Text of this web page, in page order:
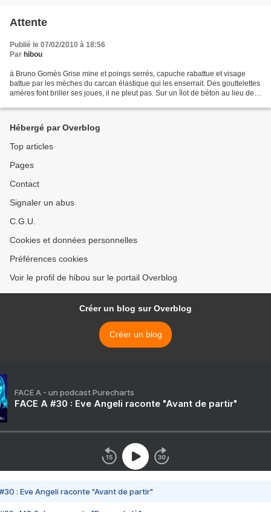
Attente
Publié le 07/02/2010 à 18:56
Par hibou
à Bruno Gomès Grise mine et poings serrés, capuche rabattue et visage
battue par les mèches du carcan élastique qui les enserrait. Des gouttelettes
amères font briller ses joues, il ne pleut pas. Sur un îlot de béton au lieu des
Hébergé par Overblog
Top articles
Pages
Contact
Signaler un abus
C.G.U.
Cookies et données personnelles
Préférences cookies
Voir le profil de hibou sur le portail Overblog
Créer un blog sur Overblog
Créer un blog
FACE A - un podcast Purecharts
FACE A #30 : Eve Angeli raconte "Avant de partir"
#30 : Eve Angeli raconte "Avant de partir"